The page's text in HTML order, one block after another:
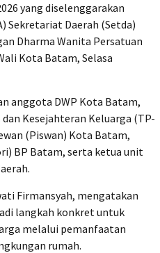
yang diselenggarakan
Sekretariat Daerah (Setda)
Dharma Wanita Persatuan
Kota Batam, Selasa
anggota DWP Kota Batam,
Kesejahteran Keluarga (TP-
(Piswan) Kota Batam,
BP Batam, serta ketua unit
Firmansyah, mengatakan
langkah konkret untuk
melalui pemanfaatan
rumah.